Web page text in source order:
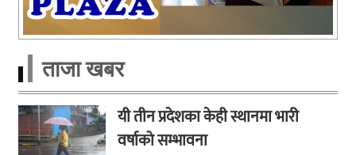
ताजा खबर
यी तीन प्रदेशका केही स्थानमा भारी
वर्षाको सम्भावना